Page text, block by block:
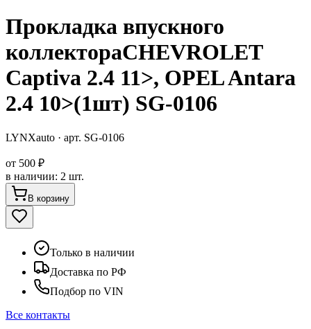
Прокладка впускного
коллектораCHEVROLET
Captiva 2.4 11>, OPEL Antara
2.4 10>(1шт) SG-0106
LYNXauto · арт. SG-0106
от 500 ₽
в наличии: 2 шт.
В корзину
Только в наличии
Доставка по РФ
Подбор по VIN
Все контакты